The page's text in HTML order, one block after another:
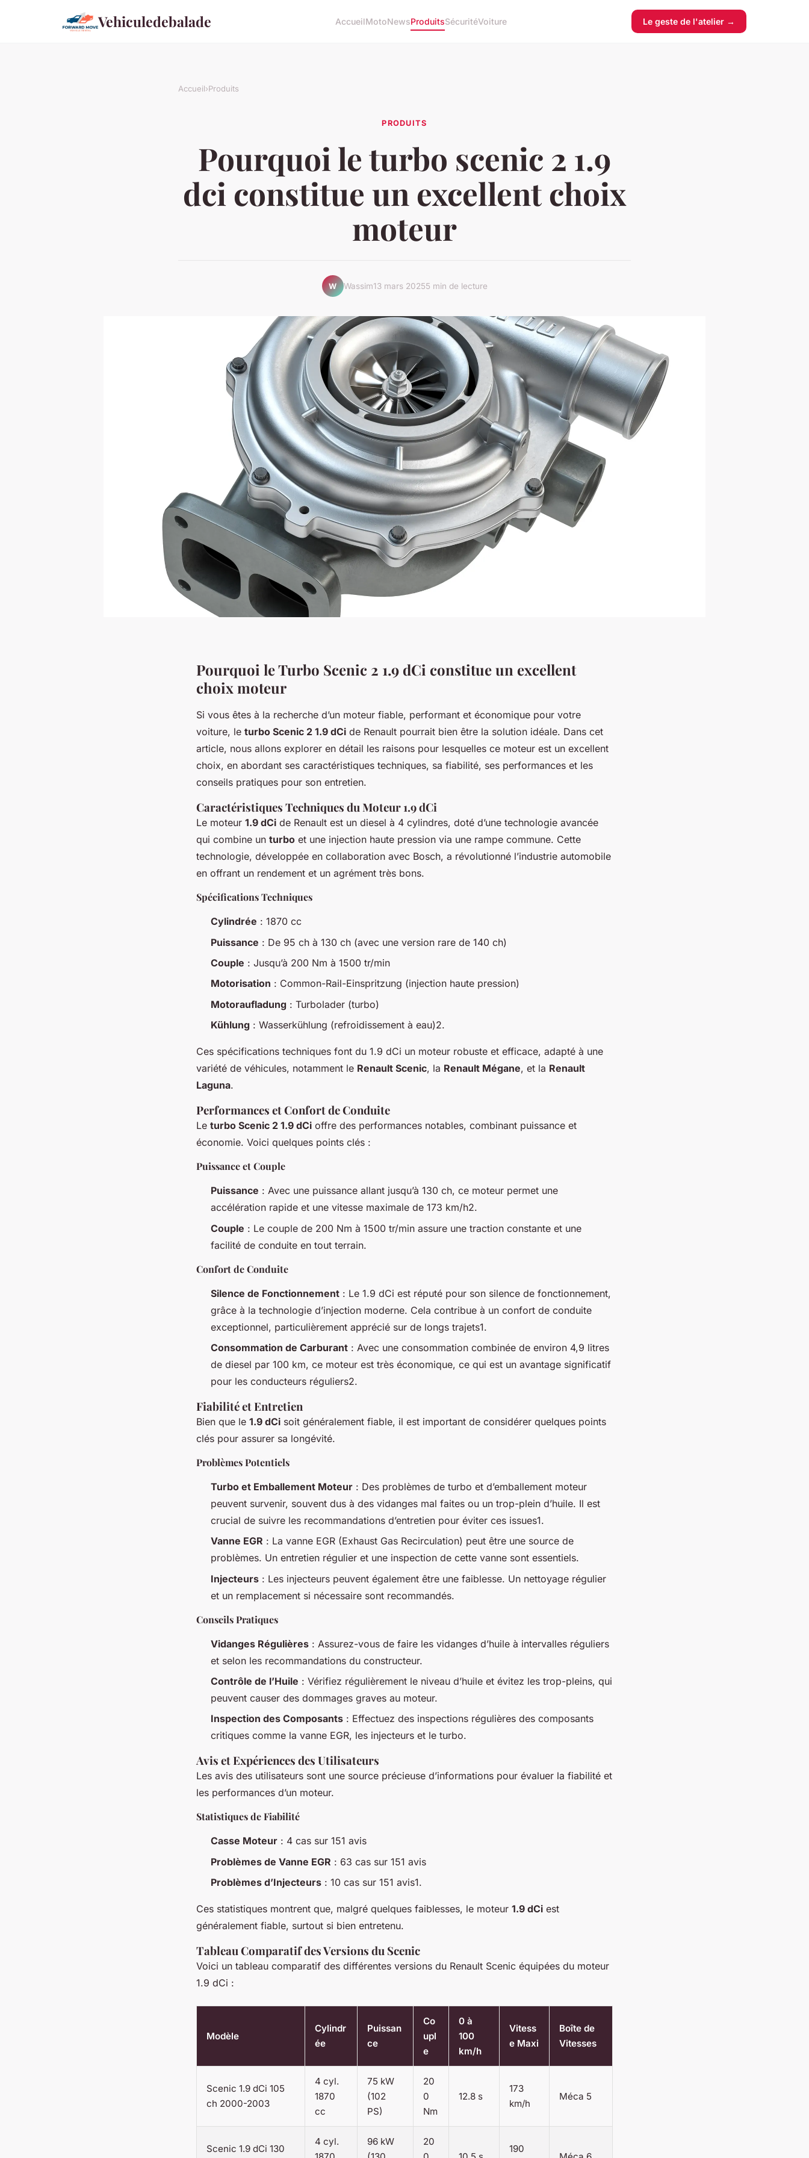
Vehiculedebalade AccueilMotoNewsProduitsSécuritéVoiture Le geste de l'atelier →
Accueil›Produits
PRODUITS
Pourquoi le turbo scenic 2 1.9
dci constitue un excellent choix
moteur
W Wassim13 mars 20255 min de lecture
Pourquoi le Turbo Scenic 2 1.9 dCi constitue un excellent
choix moteur
Si vous êtes à la recherche d’un moteur fiable, performant et économique pour votre
voiture, le turbo Scenic 2 1.9 dCi de Renault pourrait bien être la solution idéale. Dans cet
article, nous allons explorer en détail les raisons pour lesquelles ce moteur est un excellent
choix, en abordant ses caractéristiques techniques, sa fiabilité, ses performances et les
conseils pratiques pour son entretien.
Caractéristiques Techniques du Moteur 1.9 dCi
Le moteur 1.9 dCi de Renault est un diesel à 4 cylindres, doté d’une technologie avancée
qui combine un turbo et une injection haute pression via une rampe commune. Cette
technologie, développée en collaboration avec Bosch, a révolutionné l’industrie automobile
en offrant un rendement et un agrément très bons.
Spécifications Techniques
Cylindrée : 1870 cc
Puissance : De 95 ch à 130 ch (avec une version rare de 140 ch)
Couple : Jusqu’à 200 Nm à 1500 tr/min
Motorisation : Common-Rail-Einspritzung (injection haute pression)
Motoraufladung : Turbolader (turbo)
Kühlung : Wasserkühlung (refroidissement à eau)2.
Ces spécifications techniques font du 1.9 dCi un moteur robuste et efficace, adapté à une
variété de véhicules, notamment le Renault Scenic, la Renault Mégane, et la Renault
Laguna.
Performances et Confort de Conduite
Le turbo Scenic 2 1.9 dCi offre des performances notables, combinant puissance et
économie. Voici quelques points clés :
Puissance et Couple
Puissance : Avec une puissance allant jusqu’à 130 ch, ce moteur permet une
accélération rapide et une vitesse maximale de 173 km/h2.
Couple : Le couple de 200 Nm à 1500 tr/min assure une traction constante et une
facilité de conduite en tout terrain.
Confort de Conduite
Silence de Fonctionnement : Le 1.9 dCi est réputé pour son silence de fonctionnement,
grâce à la technologie d’injection moderne. Cela contribue à un confort de conduite
exceptionnel, particulièrement apprécié sur de longs trajets1.
Consommation de Carburant : Avec une consommation combinée de environ 4,9 litres
de diesel par 100 km, ce moteur est très économique, ce qui est un avantage significatif
pour les conducteurs réguliers2.
Fiabilité et Entretien
Bien que le 1.9 dCi soit généralement fiable, il est important de considérer quelques points
clés pour assurer sa longévité.
Problèmes Potentiels
Turbo et Emballement Moteur : Des problèmes de turbo et d’emballement moteur
peuvent survenir, souvent dus à des vidanges mal faites ou un trop-plein d’huile. Il est
crucial de suivre les recommandations d’entretien pour éviter ces issues1.
Vanne EGR : La vanne EGR (Exhaust Gas Recirculation) peut être une source de
problèmes. Un entretien régulier et une inspection de cette vanne sont essentiels.
Injecteurs : Les injecteurs peuvent également être une faiblesse. Un nettoyage régulier
et un remplacement si nécessaire sont recommandés.
Conseils Pratiques
Vidanges Régulières : Assurez-vous de faire les vidanges d’huile à intervalles réguliers
et selon les recommandations du constructeur.
Contrôle de l’Huile : Vérifiez régulièrement le niveau d’huile et évitez les trop-pleins, qui
peuvent causer des dommages graves au moteur.
Inspection des Composants : Effectuez des inspections régulières des composants
critiques comme la vanne EGR, les injecteurs et le turbo.
Avis et Expériences des Utilisateurs
Les avis des utilisateurs sont une source précieuse d’informations pour évaluer la fiabilité et
les performances d’un moteur.
Statistiques de Fiabilité
Casse Moteur : 4 cas sur 151 avis
Problèmes de Vanne EGR : 63 cas sur 151 avis
Problèmes d’Injecteurs : 10 cas sur 151 avis1.
Ces statistiques montrent que, malgré quelques faiblesses, le moteur 1.9 dCi est
généralement fiable, surtout si bien entretenu.
Tableau Comparatif des Versions du Scenic
Voici un tableau comparatif des différentes versions du Renault Scenic équipées du moteur
1.9 dCi :
Modèle
Cylindr
ée
Puissan
ce
Co
upl
e
0 à
100
km/h
Vitess
e Maxi
Boîte de
Vitesses
Scenic 1.9 dCi 105
ch 2000-2003
4 cyl.
1870
cc
75 kW
(102
PS)
20
0
Nm
12.8 s
173
km/h
Méca 5
Scenic 1.9 dCi 130
4 cyl.
96 kW
20
190